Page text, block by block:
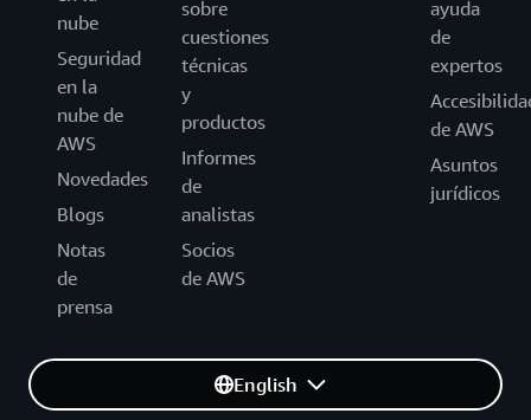
nube
Seguridad
en la
nube de
AWS
Novedades
Blogs
Notas
de
prensa
sobre
cuestiones
técnicas
y
productos
Informes
de
analistas
Socios
de AWS
ayuda
de
expertos
de AWS
Asuntos
jurídicos
English